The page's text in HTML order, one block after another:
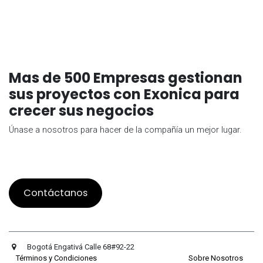
Mas de 500 Empresas gestionan
sus proyectos con Exonica para
crecer sus negocios
Únase a nosotros para hacer de la compañía un mejor lugar.
Contáctanos
Bogotá Engativá Calle 68#92-22
Términos y Condiciones
Sobre Nosotros